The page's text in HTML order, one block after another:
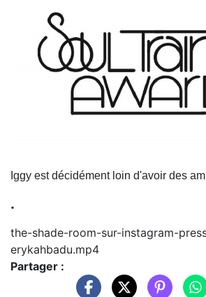
Iggy est décidément loin d'avoir des
.
the-shade-room-sur-instagram-
erykahbadu.mp4
Partager :